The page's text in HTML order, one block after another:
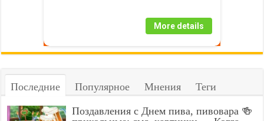
More details
Последние Популярное Мнения Теги
Поздавления с Днем пива, пивовара 🍻